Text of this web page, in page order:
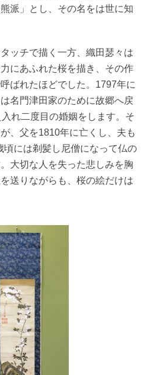
派」とし、その名をは世に知
ッチで描く一方、織田瑟々は
にあふれた桜を描き、その作
ばれたほどでした。1797年に
名門津田家のために故郷へ戻
れ二度目の婚姻をします。そ
、父を1810年に亡くし、夫も
頃には剃髪し尼僧になって仏の
大切な人を失った悲しみを胸
送りながらも、桜の絵だけは